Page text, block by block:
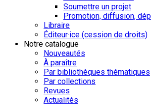
Soumettre un projet
Promotion, diffusion,
Libraire
Éditeur·ice (cession de droits)
Notre catalogue
Nouveautés
À paraître
Par bibliothèques thématiques
Par collections
Revues
Actualités